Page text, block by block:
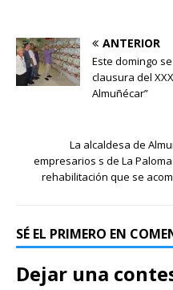
ANTERIOR
Este domingo
clausura del
Almuñécar”
La alcaldesa de
empresarios s de La
rehabilitación que se
SÉ EL PRIMERO EN
Dejar una